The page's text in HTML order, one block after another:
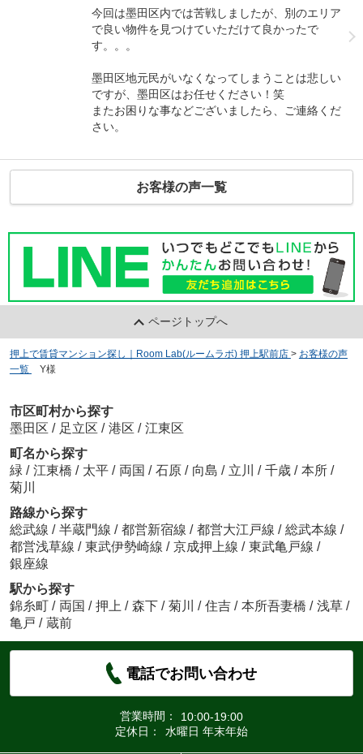
今回は墨田区内では苦戦しましたが、別のエリア
で良い物件を見つけていただけて良かったで
す。。。
墨田区地元民がいなくなってしまうことは悲しい
ですが、墨田区はお任せください！笑
またお困りな事などございましたら、ご連絡くだ
さい。
お客様の声一覧
ページトップへ
押上で賃貸マンション探し｜Room Lab(ルームラボ) 押上駅前店 > お客様の声
一覧
Y様
市区町村から探す
墨田区 / 足立区 / 港区 / 江東区
町名から探す
緑 / 江東橋 / 太平 / 両国 / 石原 / 向島 / 立川 / 千歳 / 本所 /
菊川
路線から探す
総武線 / 半蔵門線 / 都営新宿線 / 都営大江戸線 / 総武本線 /
都営浅草線 / 東武伊勢崎線 / 京成押上線 / 東武亀戸線 /
銀座線
駅から探す
錦糸町 / 両国 / 押上 / 森下 / 菊川 / 住吉 / 本所吾妻橋 / 浅草 /
亀戸 / 蔵前
電話でお問い合わせ
営業時間：
10:00-19:00
定休日：
水曜日 年末年始